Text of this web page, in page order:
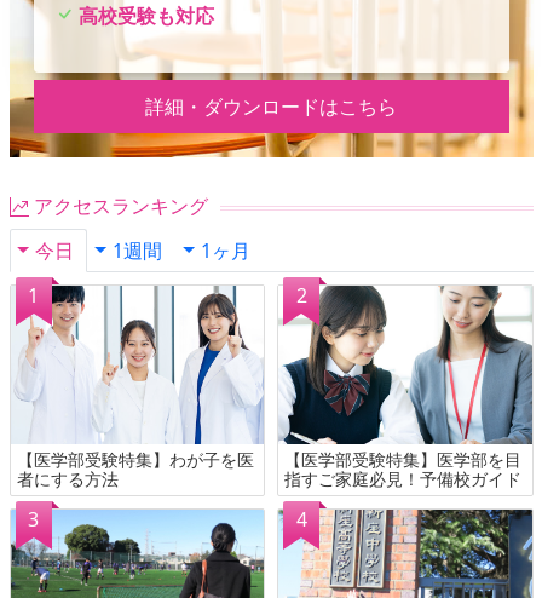
高校受験も対応
詳細・ダウンロードはこちら
アクセスランキング
今日
1週間 1ヶ月
【医学部受験特集】わが子を医
者にする方法
【医学部受験特集】医学部を目
指すご家庭必見！予備校ガイド